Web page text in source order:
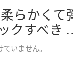
らかく
クすべ
いません。